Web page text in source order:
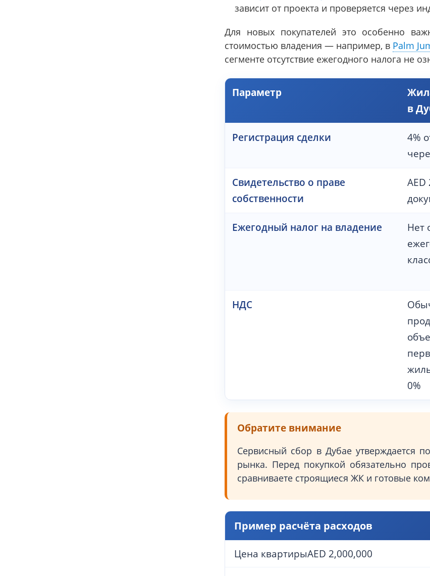
зависит от проекта и проверяется через
Для новых покупателей это особенно
стоимостью владения — например, в Palm
сегменте отсутствие ежегодного налога не
Параметр
в
Регистрация сделки
4%
Свидетельство о праве
собственности
Ежегодный налог на владение
Нет
НДС
0%
Обратите внимание
Сервисный сбор в Дубае утверждается
рынка. Перед покупкой обязательно
сравниваете строящиеся ЖК и готовые
Пример расчёта расходов
Цена квартирыAED 2,000,000